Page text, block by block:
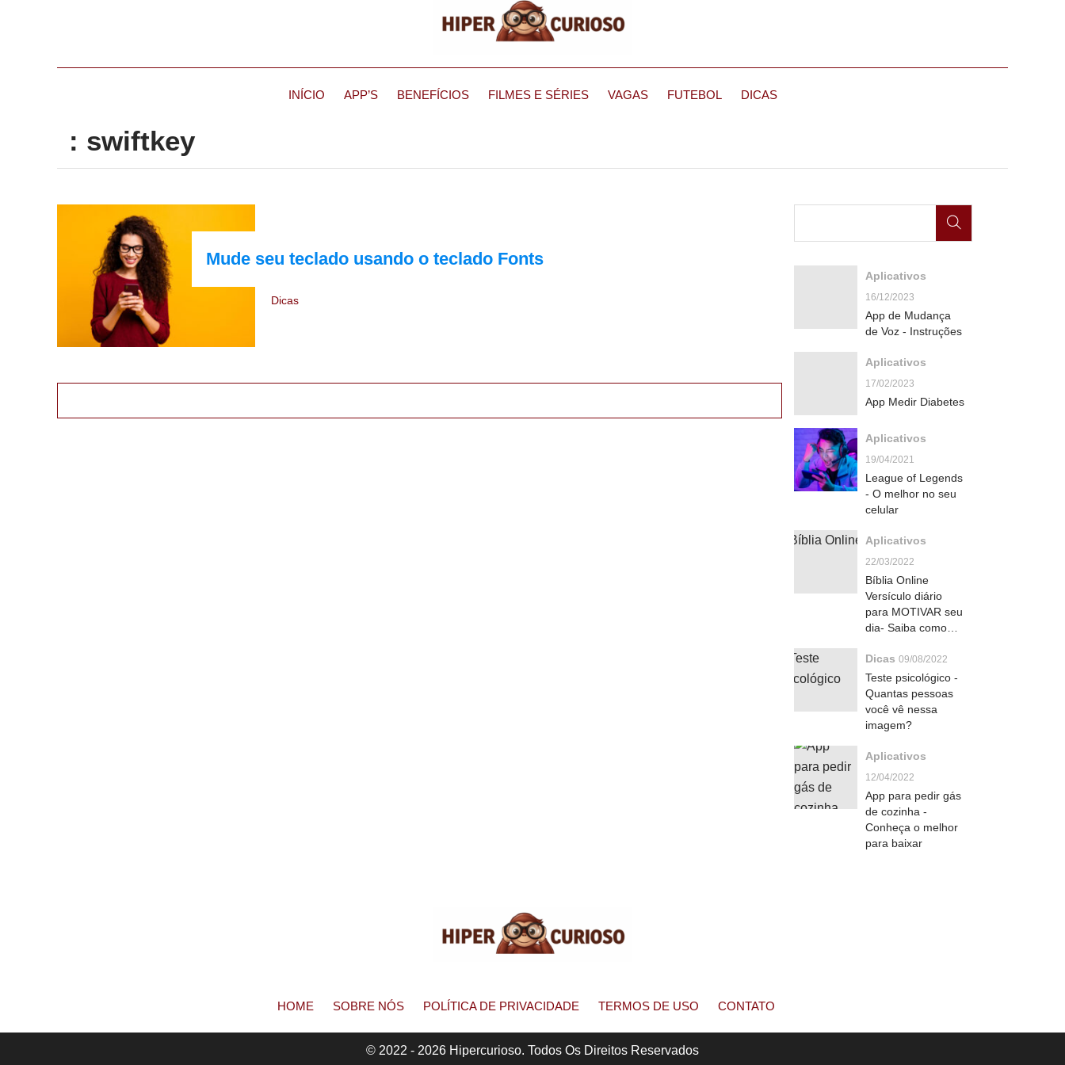
INÍCIO APP’S BENEFÍCIOS FILMES E SÉRIES VAGAS FUTEBOL DICAS
: swiftkey
Mude seu teclado usando o teclado Fonts
Dicas
Aplicativos
16/12/2023
App de Mudança
de Voz - Instruções
Aplicativos
17/02/2023
App Medir Diabetes
Aplicativos
19/04/2021
League of Legends
- O melhor no seu
celular
Aplicativos
22/03/2022
Bíblia Online
Versículo diário
para MOTIVAR seu
dia- Saiba como
Dicas 09/08/2022
Teste psicológico -
Quantas pessoas
você vê nessa
imagem?
Aplicativos
12/04/2022
App para pedir gás
de cozinha -
Conheça o melhor
para baixar
HOME SOBRE NÓS POLÍTICA DE PRIVACIDADE TERMOS DE USO CONTATO
© 2022 - 2026 Hipercurioso. Todos Os Direitos Reservados